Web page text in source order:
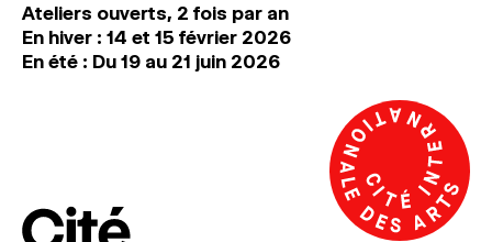
Ateliers ouverts, 2 fois par an
En hiver : 14 et 15 février 2026
En été : Du 19 au 21 juin 2026